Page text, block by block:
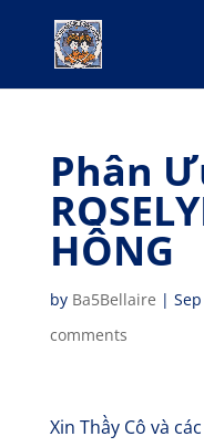
Phân
HỒNG
by Ba5Bellaire |
comments
Xin Thầy Cô và